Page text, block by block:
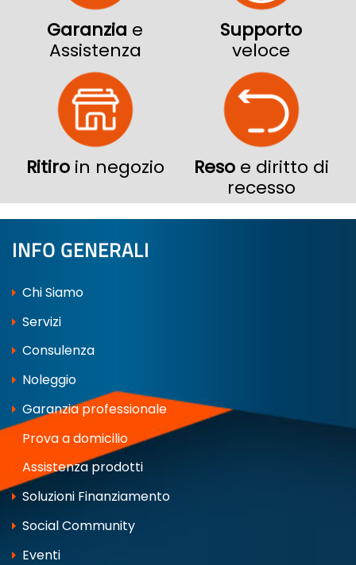
Garanzia e
Assistenza
Supporto
veloce
Ritiro in negozio Resoe diritto di
recesso
INFO GENERALI
Chi Siamo
Servizi
Consulenza
Noleggio
Garanzia professionale
Prova a domicilio
Assistenza prodotti
Soluzioni Finanziamento
Social Community
Eventi